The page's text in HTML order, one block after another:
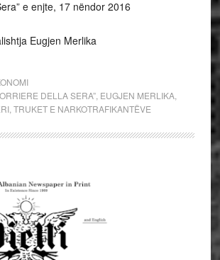
e enjte, 17 nëndor 2016
Eugjen Merlika
DELLA SERA”, EUGJEN MERLIKA,
, TRUKET E NARKOTRAFIKANTËVE